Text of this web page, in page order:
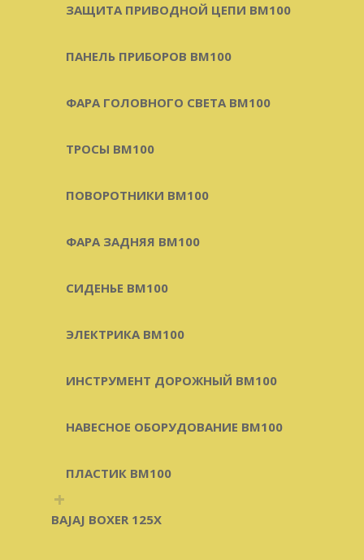
ЗАЩИТА ПРИВОДНОЙ ЦЕПИ BM100
ПАНЕЛЬ ПРИБОРОВ BM100
ФАРА ГОЛОВНОГО СВЕТА BM100
ТРОСЫ BM100
ПОВОРОТНИКИ BM100
ФАРА ЗАДНЯЯ BM100
СИДЕНЬЕ BM100
ЭЛЕКТРИКА BM100
ИНСТРУМЕНТ ДОРОЖНЫЙ BM100
НАВЕСНОЕ ОБОРУДОВАНИЕ BM100
ПЛАСТИК BM100
+
BAJAJ BOXER 125X